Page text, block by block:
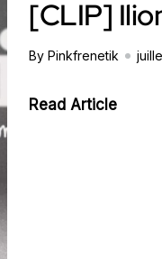
[CLIP]
By Pinkfrenetik
Read Article